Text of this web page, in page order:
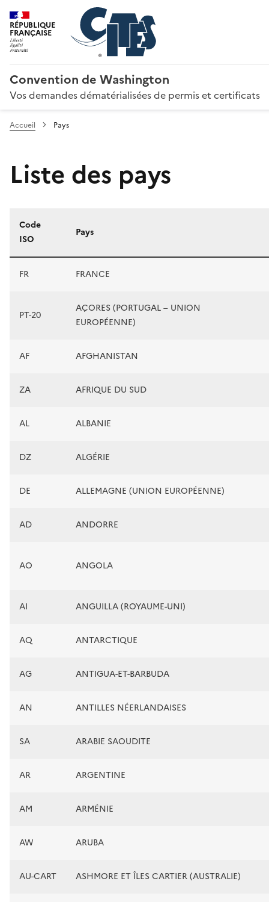
RÉPUBLIQUE
FRANÇAISE
Convention de Washington
Vos demandes dématérialisées de permis et certificats
Accueil Pays
Liste des pays
Liste des pays
Code
ISO
Pays
FR FRANCE
PT-20
AÇORES (PORTUGAL – UNION
EUROPÉENNE)
AF AFGHANISTAN
ZA AFRIQUE DU SUD
AL ALBANIE
DZ ALGÉRIE
DE ALLEMAGNE (UNION EUROPÉENNE)
AD ANDORRE
AO ANGOLA
AI ANGUILLA (ROYAUME-UNI)
AQ ANTARCTIQUE
AG ANTIGUA-ET-BARBUDA
AN ANTILLES NÉERLANDAISES
SA ARABIE SAOUDITE
AR ARGENTINE
AM ARMÉNIE
AW ARUBA
AU-CART ASHMORE ET ÎLES CARTIER (AUSTRALIE)